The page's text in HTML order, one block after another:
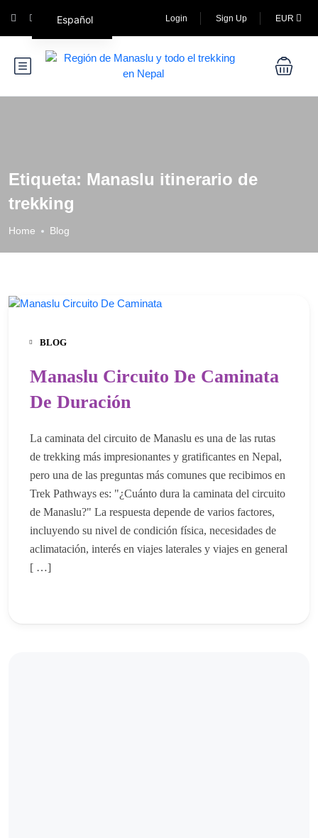
Login Sign Up EUR
Etiqueta: Manaslu itinerario de
trekking
Home Blog
BLOG
Manaslu Circuito De Caminata
De Duración
La caminata del circuito de Manaslu es una de las rutas
de trekking más impresionantes y gratificantes en Nepal,
pero una de las preguntas más comunes que recibimos en
Trek Pathways es: "¿Cuánto dura la caminata del circuito
de Manaslu?" La respuesta depende de varios factores,
incluyendo su nivel de condición física, necesidades de
aclimatación, interés en viajes laterales y viajes en general
[ …]
Español